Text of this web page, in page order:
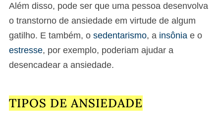
Além disso, pode ser que uma pessoa desenvolva
o transtorno de ansiedade em virtude de algum
gatilho. E também, o sedentarismo, a insônia e o
estresse, por exemplo, poderiam ajudar a
desencadear a ansiedade.
TIPOS DE ANSIEDADE